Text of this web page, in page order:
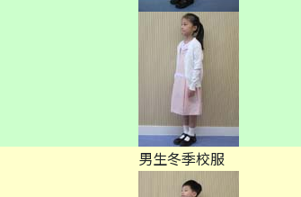
男生冬季校服